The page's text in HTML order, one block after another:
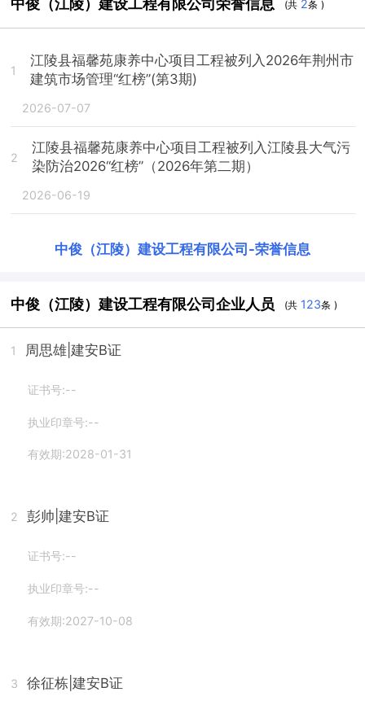
中俊（江陵）建设工程有限公司荣誉信息 (共 2条 )
1
江陵县福馨苑康养中心项目工程被列入2026年荆州市
建筑市场管理“红榜”(第3期)
2026-07-07
2
江陵县福馨苑康养中心项目工程被列入江陵县大气污
染防治2026“红榜”（2026年第二期）
2026-06-19
中俊（江陵）建设工程有限公司 -荣誉信息
中俊（江陵）建设工程有限公司企业人员 (共 123条 )
1 周思雄 |建安B证
证书号:--
执业印章号:--
有效期:2028-01-31
2 彭帅 |建安B证
证书号:--
执业印章号:--
有效期:2027-10-08
3 徐征栋 |建安B证